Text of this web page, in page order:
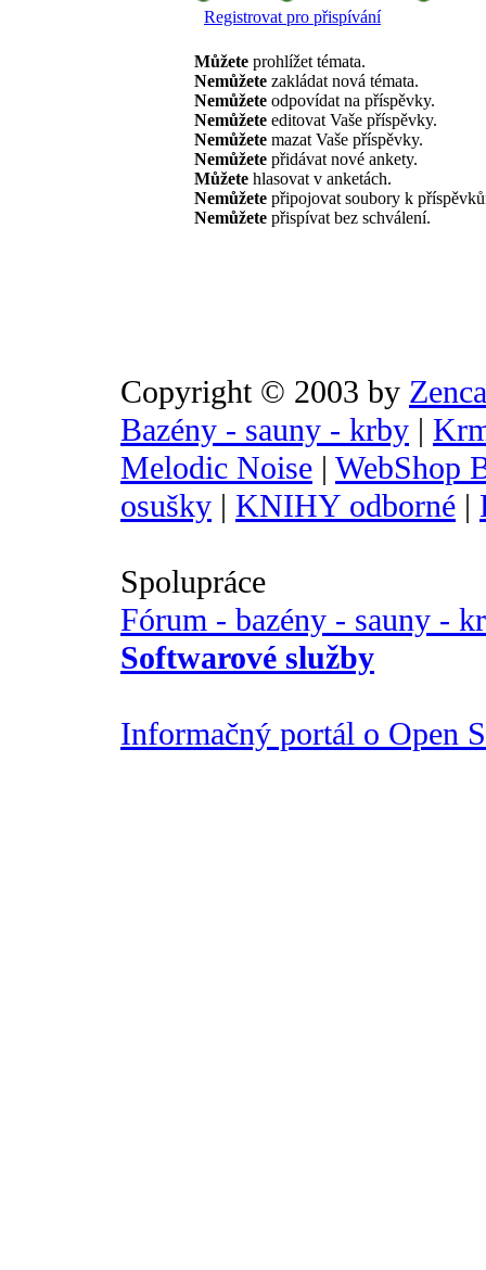
Registrovat pro přispívání
Můžete prohlížet témata.
Nemůžete zakládat nová témata.
Nemůžete odpovídat na příspěvky.
Nemůžete editovat Vaše příspěvky.
Nemůžete mazat Vaše příspěvky.
Nemůžete přidávat nové ankety.
Můžete hlasovat v anketách.
Nemůžete připojovat soubory k
Nemůžete přispívat bez schválení.
Copyright © 2003 by
Bazény - sauny - krby |
Melodic Noise | WebShop
osušky | KNIHY odborné |
Spolupráce
Fórum - bazény - sauny -
Softwarové služby
Informačný portál o Open